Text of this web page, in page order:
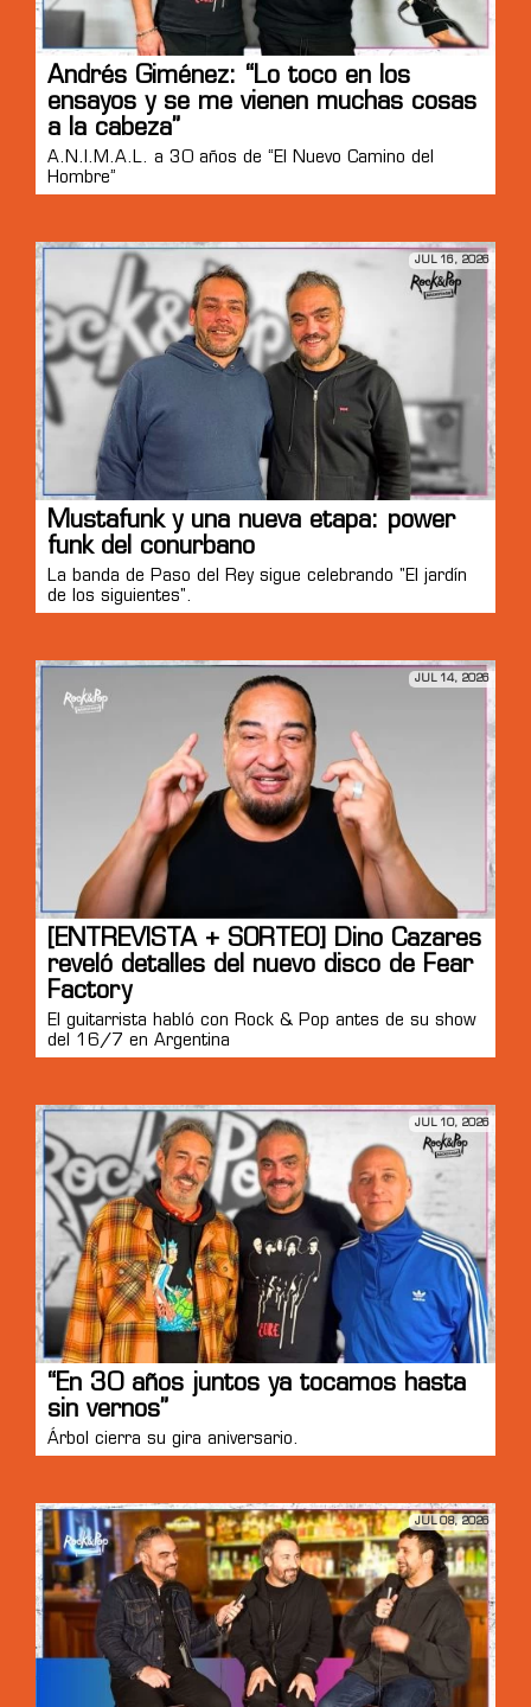
Andrés Giménez: “Lo toco en los
ensayos y se me vienen muchas cosas
a la cabeza”
A.N.I.M.A.L. a 30 años de “El Nuevo Camino del
Hombre”
JUL 16, 2026
Mustafunk y una nueva etapa: power
funk del conurbano
La banda de Paso del Rey sigue celebrando "El jardín
de los siguientes".
JUL 14, 2026
[ENTREVISTA + SORTEO] Dino Cazares
reveló detalles del nuevo disco de Fear
Factory
El guitarrista habló con Rock & Pop antes de su show
del 16/7 en Argentina
JUL 10, 2026
“En 30 años juntos ya tocamos hasta
sin vernos”
Árbol cierra su gira aniversario.
JUL 08, 2026